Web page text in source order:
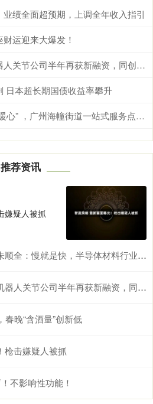
绩全面超预期，上调全年收入指引
运迎来大爆发！
大牛证券港股 头部人形机器人关节公司半年再获新融资，同创伟业领投数亿元｜硬氪首发
日本超长期国债收益率攀升
民间资本 “就业庙会・惠民暖心” ，广州海幢街道一站式服务点亮邻里幸福生活
推荐资讯
嫌疑人被抓
慢就是快，半导体材料行业没有弯道超车
半年再获新融资，同创伟业领投数亿元｜硬氪首发
晚“含酒量”创新低
枪击嫌疑人被抓
不影响性功能！